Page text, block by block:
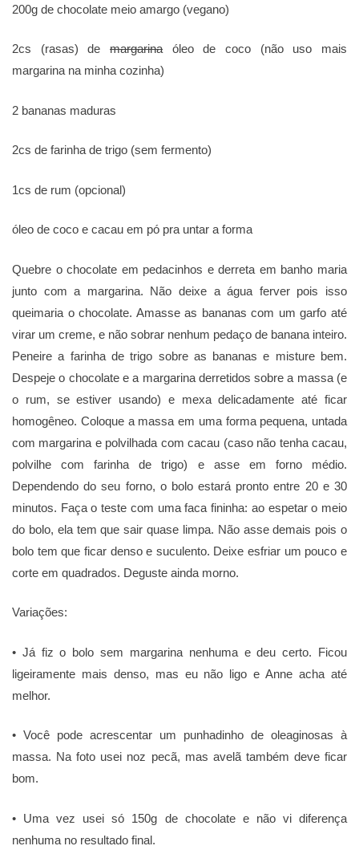
200g de chocolate meio amargo (vegano)
2cs (rasas) de margarina óleo de coco (não uso mais
margarina na minha cozinha)
2 bananas maduras
2cs de farinha de trigo (sem fermento)
1cs de rum (opcional)
óleo de coco e cacau em pó pra untar a forma
Quebre o chocolate em pedacinhos e derreta em banho maria
junto com a margarina. Não deixe a água ferver pois isso
queimaria o chocolate. Amasse as bananas com um garfo até
virar um creme, e não sobrar nenhum pedaço de banana inteiro.
Peneire a farinha de trigo sobre as bananas e misture bem.
Despeje o chocolate e a margarina derretidos sobre a massa (e
o rum, se estiver usando) e mexa delicadamente até ficar
homogêneo. Coloque a massa em uma forma pequena, untada
com margarina e polvilhada com cacau (caso não tenha cacau,
polvilhe com farinha de trigo) e asse em forno médio.
Dependendo do seu forno, o bolo estará pronto entre 20 e 30
minutos. Faça o teste com uma faca fininha: ao espetar o meio
do bolo, ela tem que sair quase limpa. Não asse demais pois o
bolo tem que ficar denso e suculento. Deixe esfriar um pouco e
corte em quadrados. Deguste ainda morno.
Variações:
• Já fiz o bolo sem margarina nenhuma e deu certo. Ficou
ligeiramente mais denso, mas eu não ligo e Anne acha até
melhor.
• Você pode acrescentar um punhadinho de oleaginosas à
massa. Na foto usei noz pecã, mas avelã também deve ficar
bom.
• Uma vez usei só 150g de chocolate e não vi diferença
nenhuma no resultado final.